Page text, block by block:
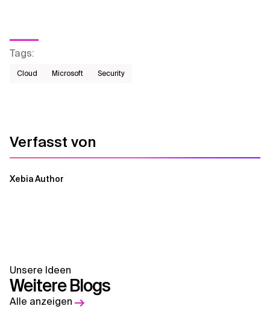
Tags:
Cloud Microsoft Security
Verfasst von
Xebia Author
Unsere Ideen
Weitere Blogs
Alle anzeigen